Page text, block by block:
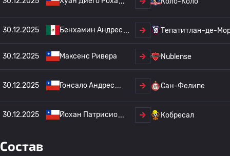
30.12.2025 Бенхамин Андрес Тепатитлан-де-
30.12.2025 Максенс Ривера Nublense
30.12.2025 Гонсало Андрес Сан-Фелипе
30.12.2025 Йохан Патрисио Кобресал
Состав